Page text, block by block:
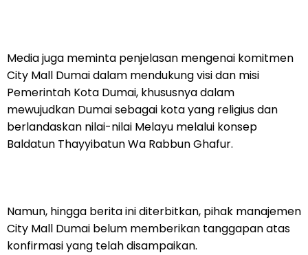
Media juga meminta penjelasan mengenai komitmen
City Mall Dumai dalam mendukung visi dan misi
Pemerintah Kota Dumai, khususnya dalam
mewujudkan Dumai sebagai kota yang religius dan
berlandaskan nilai-nilai Melayu melalui konsep
Baldatun Thayyibatun Wa Rabbun Ghafur.
Namun, hingga berita ini diterbitkan, pihak manajemen
City Mall Dumai belum memberikan tanggapan atas
konfirmasi yang telah disampaikan.